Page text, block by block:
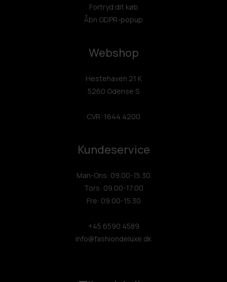
Fortryd dit køb
Åbn GDPR-popup
Webshop
Hestehaven 21 K
5260 Odense S
CVR: 1644 4200
Kundeservice
Man-Ons: 09.00-15.30
Tors: 09.00-17.00
Fre: 09.00-15.30
+45 6590 4589
info@fashiondeluxe.dk